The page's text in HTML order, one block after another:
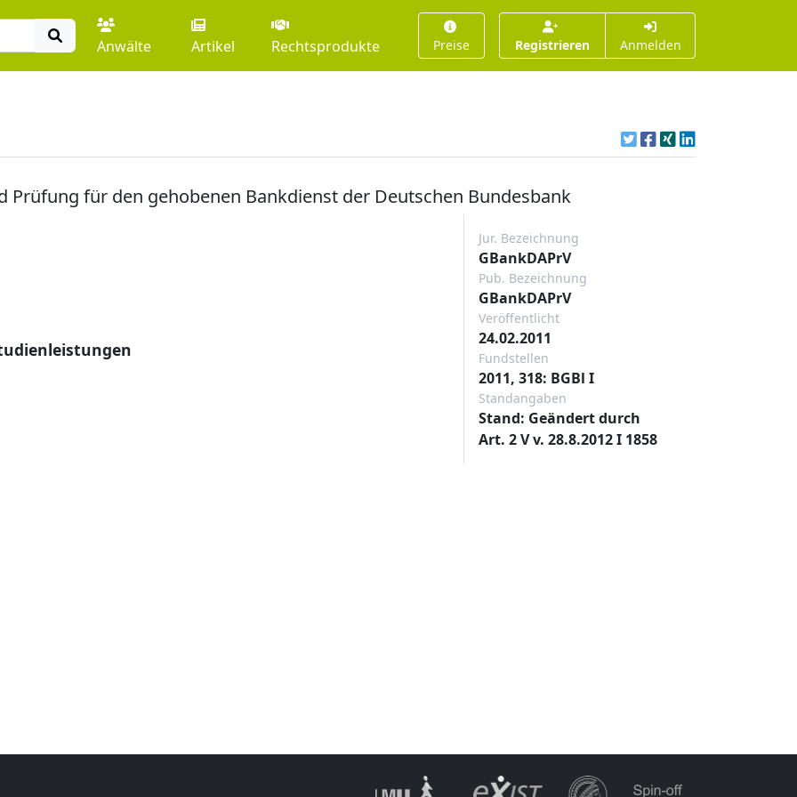
Anwälte Artikel Rechtsprodukte Preise Registrieren Anmelden
für den gehobenen Bankdienst der Deutschen Bundesbank
Jur. Bezeichnung
GBankDAPrV
Pub. Bezeichnung
GBankDAPrV
Veröffentlicht
24.02.2011
Fundstellen
2011, 318: BGBl I
Standangaben
Stand: Geändert durch
Art. 2 V v. 28.8.2012 I 1858